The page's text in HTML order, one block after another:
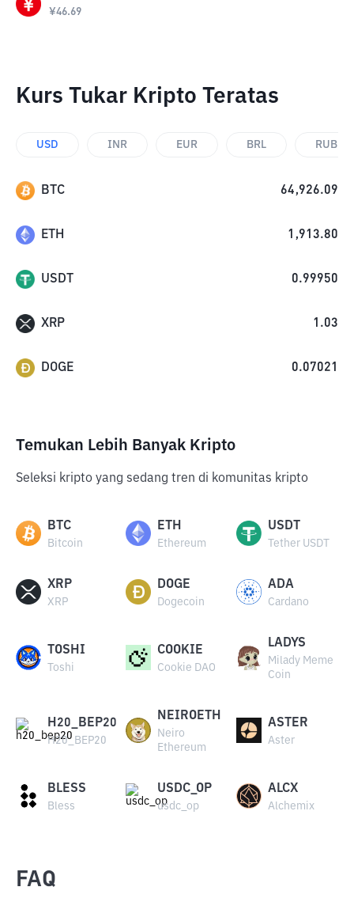
¥46.69
Kurs Tukar Kripto Teratas
USD INR EUR BRL RUB
BTC 64,926.09
ETH 1,913.80
USDT 0.99950
XRP 1.03
DOGE 0.07021
Temukan Lebih Banyak Kripto
Seleksi kripto yang sedang tren di komunitas kripto
BTC
Bitcoin
ETH
Ethereum
USDT
Tether USDT
XRP
XRP
DOGE
Dogecoin
ADA
Cardano
TOSHI
Toshi
COOKIE
Cookie DAO
LADYS
Milady Meme
Coin
H20_BEP20
H20_BEP20
NEIROETH
Neiro
Ethereum
ASTER
Aster
BLESS
Bless
USDC_OP
usdc_op
ALCX
Alchemix
FAQ